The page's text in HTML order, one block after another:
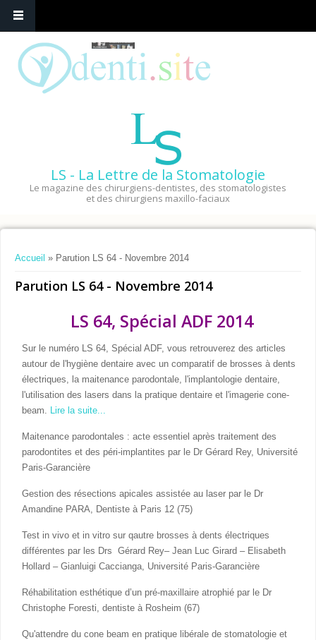
LS - La Lettre de la Stomatologie
Le magazine des chirurgiens-dentistes, des stomatologistes
et des chirurgiens maxillo-faciaux
Vous êtes ici
Accueil » Parution LS 64 - Novembre 2014
Parution LS 64 - Novembre 2014
LS 64, Spécial ADF 2014
Sur le numéro LS 64, Spécial ADF, vous retrouverez des articles
autour de l'hygiène dentaire avec un comparatif de brosses à dents
électriques, la maitenance parodontale, l'implantologie dentaire,
l'utilisation des lasers dans la pratique dentaire et l'imagerie cone-
beam. Lire la suite...
Maitenance parodontales : acte essentiel après traitement des
parodontites et des péri-implantites par le Dr Gérard Rey, Université
Paris-Garancière
Gestion des résections apicales assistée au laser par le Dr
Amandine PARA, Dentiste à Paris 12 (75)
Test in vivo et in vitro sur qautre brosses à dents électriques
différentes par les Drs Gérard Rey– Jean Luc Girard – Elisabeth
Hollard – Gianluigi Caccianga, Université Paris-Garancière
Réhabilitation esthétique d’un pré-maxillaire atrophié par le Dr
Christophe Foresti, dentiste à Rosheim (67)
Qu'attendre du cone beam en pratique libérale de stomatologie et